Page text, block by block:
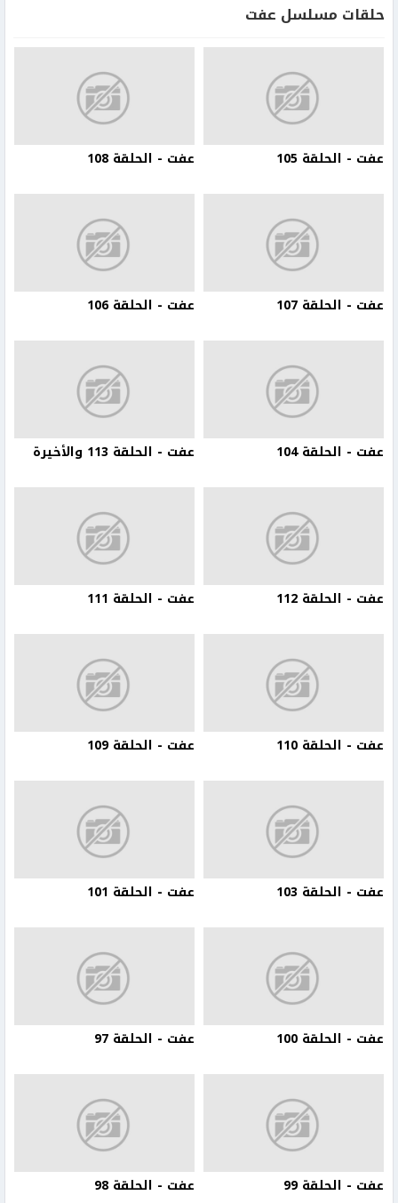
حلقات مسلسل عفت
عفت - الحلقة 105 عفت - الحلقة 108
عفت - الحلقة 107 عفت - الحلقة 106
عفت - الحلقة 104 عفت - الحلقة 113 والأخيرة
عفت - الحلقة 112 عفت - الحلقة 111
عفت - الحلقة 110 عفت - الحلقة 109
عفت - الحلقة 103 عفت - الحلقة 101
عفت - الحلقة 100 عفت - الحلقة 97
عفت - الحلقة 99 عفت - الحلقة 98